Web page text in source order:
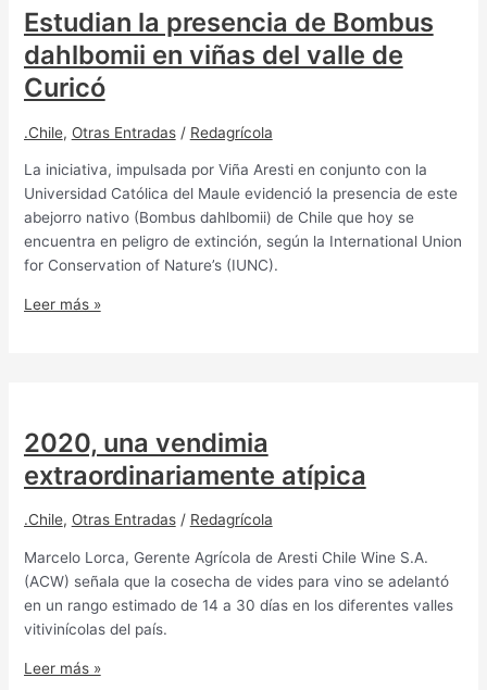
Estudian la presencia de Bombus
dahlbomii en viñas del valle de
Curicó
.Chile, Otras Entradas/ Redagrícola
La iniciativa, impulsada por Viña Aresti en conjunto con la
Universidad Católica del Maule evidenció la presencia de este
abejorro nativo (Bombus dahlbomii) de Chile que hoy se
encuentra en peligro de extinción, según la International Union
for Conservation of Nature’s (IUNC).
Leer más »
2020, una vendimia
extraordinariamente atípica
.Chile, Otras Entradas/ Redagrícola
Marcelo Lorca, Gerente Agrícola de Aresti Chile Wine S.A.
(ACW) señala que la cosecha de vides para vino se adelantó
en un rango estimado de 14 a 30 días en los diferentes valles
vitivinícolas del país.
Leer más »